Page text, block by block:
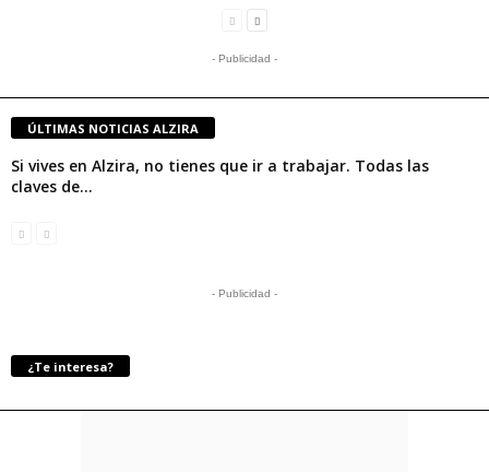
- Publicidad -
ÚLTIMAS NOTICIAS ALZIRA
Si vives en Alzira, no tienes que ir a trabajar. Todas las
claves de...
- Publicidad -
¿Te interesa?